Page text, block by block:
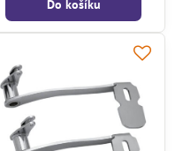
Do košíku